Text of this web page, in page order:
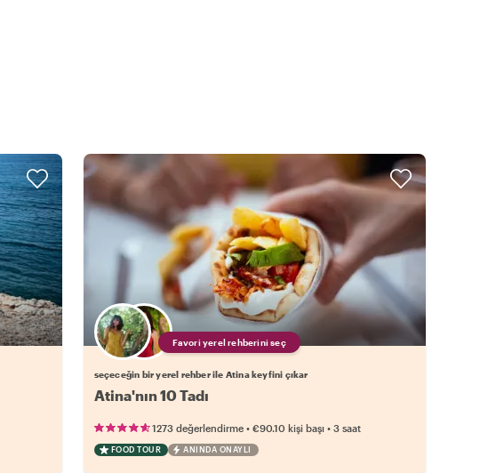
Favori yerel rehberini seç
seçeceğin bir yerel rehber ile Atina keyfini çıkar
Atina'nın 10 Tadı
1273 değerlendirme• €90.10 kişi başı• 3 saat
FOOD TOUR ANINDA ONAYLI